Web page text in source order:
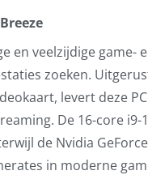
en veelzijdige
zoeken.
levert deze
De 16-core
de Nvidia
in moderne